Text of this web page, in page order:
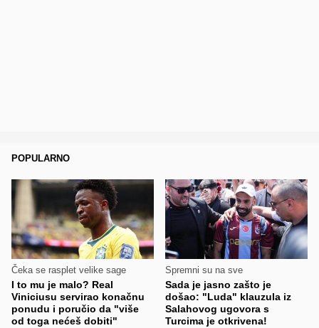
POPULARNO
Čeka se rasplet velike sage
I to mu je malo? Real
Viniciusu servirao konačnu
ponudu i poručio da "više
od toga nećeš dobiti"
Spremni su na sve
Sada je jasno zašto je
došao: "Luda" klauzula iz
Salahovog ugovora s
Turcima je otkrivena!